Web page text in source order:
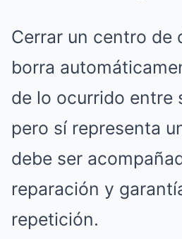
Cerrar un centro de
borra
de lo ocurrido entre
pero sí representa
debe ser
reparación y
repetición.